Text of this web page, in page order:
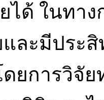
ได้ ในท
ละมีประ
ยการวิจั